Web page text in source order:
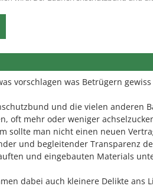
vorschlagen was Betrügern
und die vielen anderen
oft mehr oder weniger
sollte man nicht einen neuen
und begleitender Transparenz
und eingebauten Materials
dabei auch kleinere Delikte ans